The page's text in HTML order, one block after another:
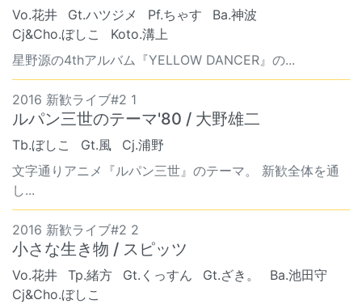
Vo.花井 Gt.ハツジメ Pf.ちゃす
Ba.神波
Cj&Cho.ぼしこ
Koto.溝上
星野源の4thアルバム『YELLOW DANCER』の...
2016 新歓ライブ#2 1
ルパン三世のテーマ'80 / 大野雄二
Tb.ぼしこ Gt.風
Cj.浦野
文字通りアニメ『ルパン三世』のテーマ。 新歓全体を通
し...
2016 新歓ライブ#2 2
小さな生き物 / スピッツ
Vo.花井 Tp.緒方 Gt.くっすん Gt.ざき。
Ba.池田守
Cj&Cho.ぼしこ